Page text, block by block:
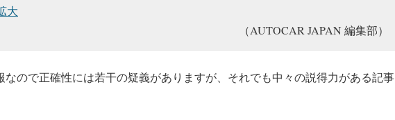
大
（AUTOCAR JAPAN 編集部）
なので正確性には若干の疑義がありますが、それでも中々の説得力がある記事